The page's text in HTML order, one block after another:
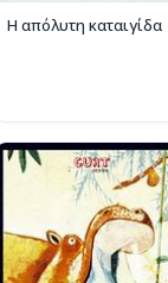
Η απόλυτη καταιγίδα